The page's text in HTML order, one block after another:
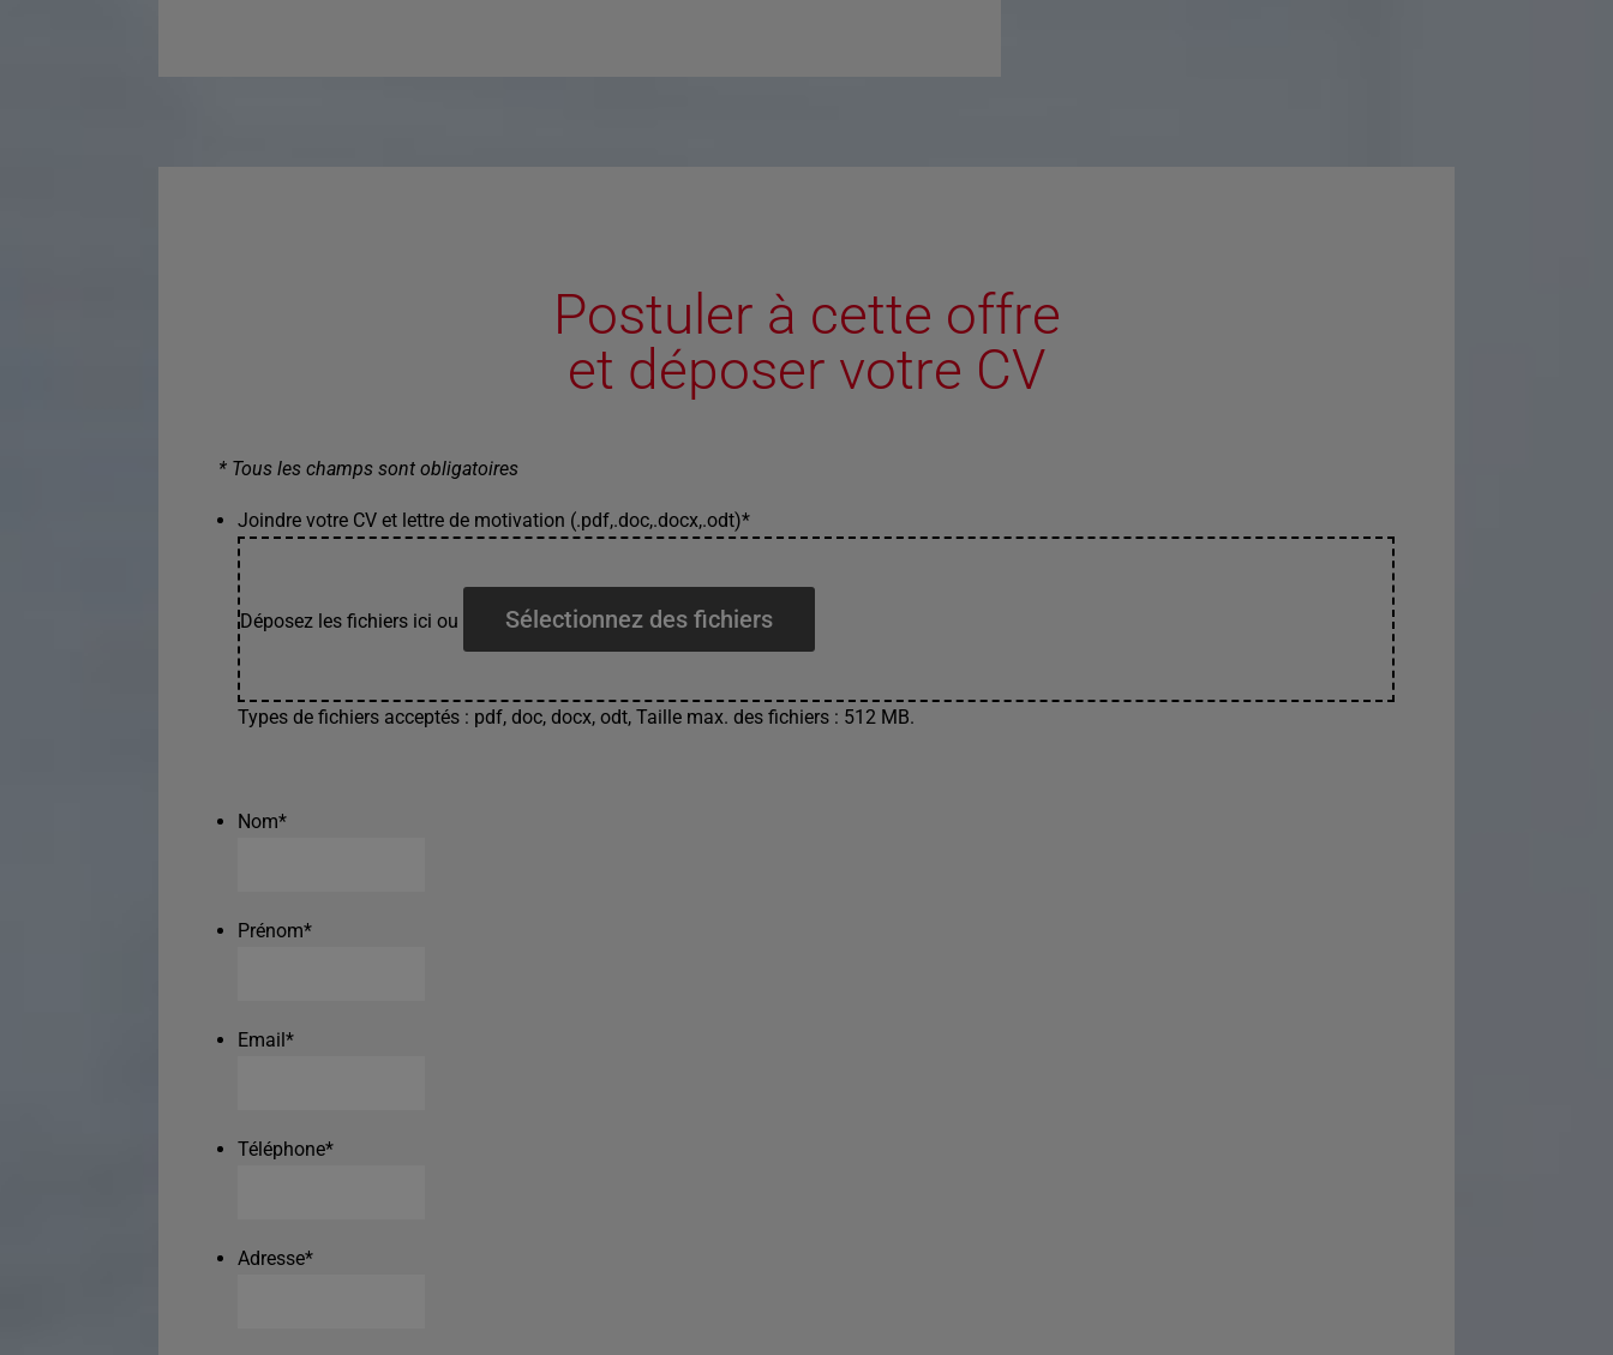
Postuler à cette offre
et déposer votre CV
* Tous les champs sont obligatoires
Joindre votre CV et lettre de motivation (.pdf,.doc,.docx,.odt)*
Déposez les fichiers ici ou Sélectionnez des fichiers
Types de fichiers acceptés : pdf, doc, docx, odt, Taille max. des fichiers : 512 MB.
Nom*
Prénom*
Email*
Téléphone*
Adresse*